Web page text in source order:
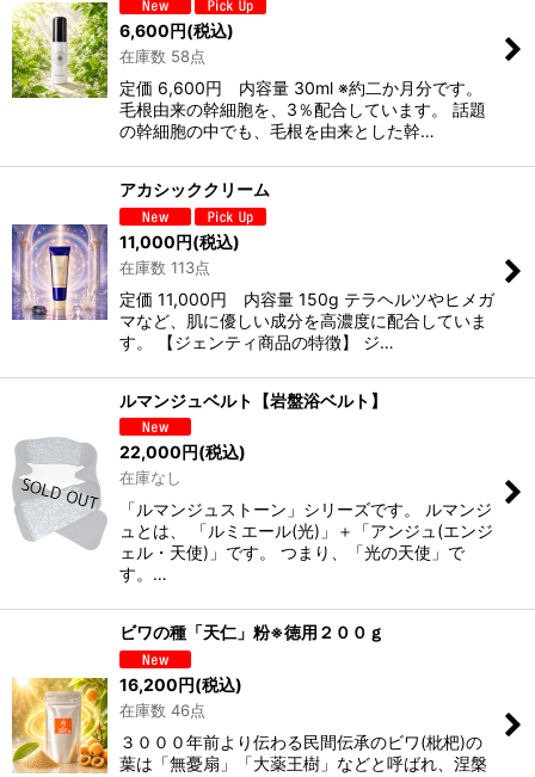
6,600円(税込)
在庫数 58点
定価 6,600円 内容量 30ml ※約二か月分です。
毛根由来の幹細胞を、3％配合しています。 話題
の幹細胞の中でも、毛根を由来とした幹…
アカシッククリーム
11,000円(税込)
在庫数 113点
定価 11,000円 内容量 150g テラヘルツやヒメガ
マなど、肌に優しい成分を高濃度に配合していま
す。 【ジェンティ商品の特徴】 ジ…
ルマンジュベルト【岩盤浴ベルト】
22,000円(税込)
在庫なし
「ルマンジュストーン」シリーズです。 ルマンジ
ュとは、 「ルミエール(光)」＋「アンジュ(エンジ
ェル・天使)」です。 つまり、「光の天使」で
す。…
ビワの種「天仁」粉※徳用２００ｇ
16,200円(税込)
在庫数 46点
３０００年前より伝わる民間伝承のビワ(枇杷)の
葉は「無憂扇」「大薬王樹」などと呼ばれ、涅槃